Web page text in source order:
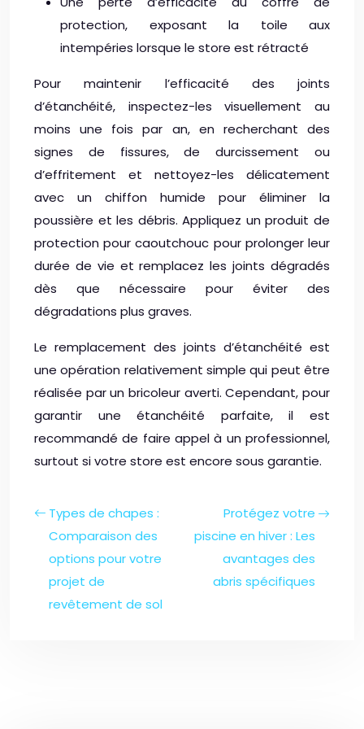
protection, exposant la toile aux
intempéries lorsque le store est rétracté
Pour maintenir l’efficacité des joints
d’étanchéité, inspectez-les visuellement au
moins une fois par an, en recherchant des
signes de fissures, de durcissement ou
d’effritement et nettoyez-les délicatement
avec un chiffon humide pour éliminer la
poussière et les débris. Appliquez un produit de
protection pour caoutchouc pour prolonger leur
durée de vie et remplacez les joints dégradés
dès que nécessaire pour éviter des
dégradations plus graves.
Le remplacement des joints d’étanchéité est
une opération relativement simple qui peut être
réalisée par un bricoleur averti. Cependant, pour
garantir une étanchéité parfaite, il est
recommandé de faire appel à un professionnel,
surtout si votre store est encore sous garantie.
Types de chapes :
Comparaison des
options pour votre
projet de
revêtement de sol
Protégez votre
piscine en hiver : Les
avantages des
abris spécifiques